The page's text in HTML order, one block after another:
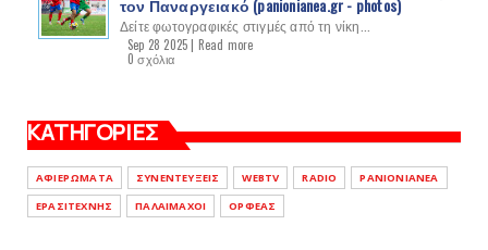
τον Παναργειακό (panionianea.gr - photos)
Δείτε φωτογραφικές στιγμές από τη νίκη...
Sep 28 2025 | Read more
0 σχόλια
ΚΑΤΗΓΟΡΙΕΣ
ΑΦΙΕΡΩΜΑΤΑ ΣΥΝΕΝΤΕΥΞΕΙΣ WEBTV RADIO
PANIONIANEA
ΕΡΑΣΙΤΕΧΝΗΣ
ΠΑΛΑΙΜΑΧΟΙ ΟΡΦΕΑΣ